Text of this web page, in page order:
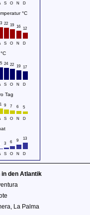
S O N D
°C
22 19 16 12
S O N D
24 22 19 17
S O N D
Tag
9 7 6 5
S O N D
3 6 9 13
S O N D
in den Atlantik
La Palma